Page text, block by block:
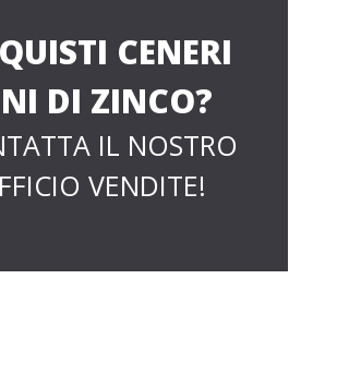
CENERI
DI ZINCO?
IL NOSTRO
VENDITE!